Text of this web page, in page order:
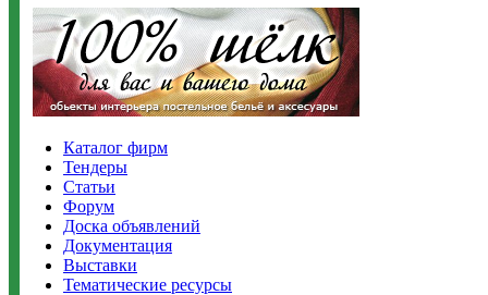
Каталог фирм
Тендеры
Статьи
Форум
Доска объявлений
Документация
Выставки
Тематические ресурсы